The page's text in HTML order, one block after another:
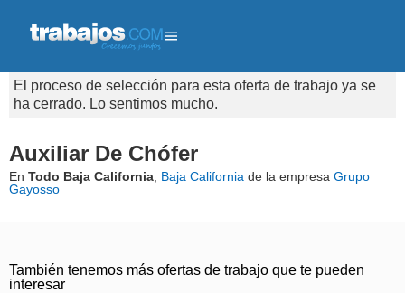
El proceso de selección para esta oferta de trabajo ya se
ha cerrado. Lo sentimos mucho.
Auxiliar De Chófer
En Todo Baja California Baja California de la empresa Grupo
Gayosso
También tenemos más ofertas de trabajo que te pueden
interesar